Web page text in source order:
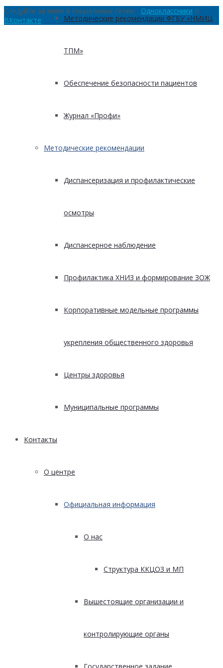
Методические рекомендации ФГБУ «НМИЦ
ТПМ»
Обеспечение безопасности пациентов
Журнал «Профи»
Методические рекомендации
Диспансеризация и профилактические
осмотры
Диспансерное наблюдение
Профилактика ХНИЗ и формирование ЗОЖ
Корпоративные модельные программы
укрепления общественного здоровья
Центры здоровья
Муниципальные программы
Контакты
О центре
Официальная информация
О нас
Структура ККЦОЗ и МП
Вышестоящие организации и
контролирующие органы
Следуйте за нами в социальных сетях: Одноклассники и
ВКонтакте